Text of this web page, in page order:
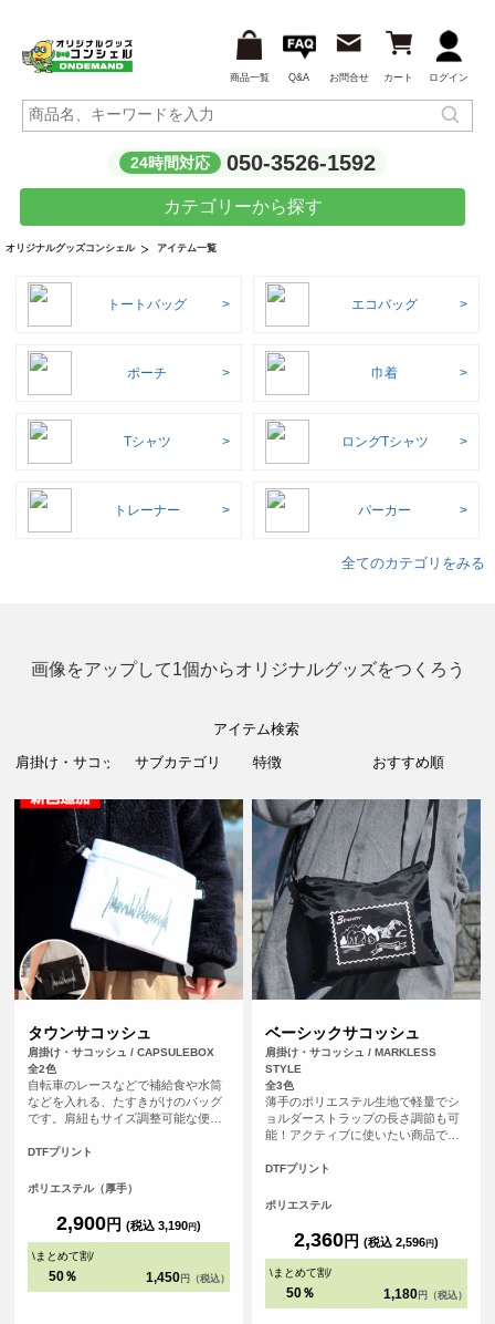
商品一覧 Q&A お問合せ カート ログイン
24時間対応 050-3526-1592
カテゴリーから探す
オリジナルグッズコンシェル アイテム一覧
トートバッグ エコバッグ
ポーチ 巾着
Tシャツ ロングTシャツ
トレーナー パーカー
全てのカテゴリをみる
画像をアップして1個からオリジナルグッズをつくろう
アイテム検索
タウンサコッシュ
肩掛け・サコッシュ / CAPSULEBOX
全2色
自転車のレースなどで補給食や水筒
などを入れる、たすきがけのバッグ
です。肩紐もサイズ調整可能な便利
ホックで閉めることが可能です。
DTFプリント
ポリエステル（厚手）
2,900円 (税込 3,190円)
\まとめて割/
50％ 1,450 円（税込）
ベーシックサコッシュ
肩掛け・サコッシュ / MARKLESS
STYLE
全3色
薄手のポリエステル生地で軽量でシ
ョルダーストラップの長さ調節も可
能！アクティブに使いたい商品で
のご利用まで幅広い販促アイテムと
リエーションは3色ございます。
DTFプリント
ポリエステル
2,360円 (税込 2,596円)
\まとめて割/
50％ 1,180 円（税込）